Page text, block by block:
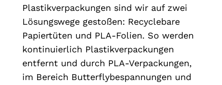
Plastikverpackungen sind wir auf zwei
Lösungswege gestoßen: Recyclebare
Papiertüten und PLA-Folien. So werden
kontinuierlich Plastikverpackungen
entfernt und durch PLA-Verpackungen,
im Bereich Butterflybespannungen und